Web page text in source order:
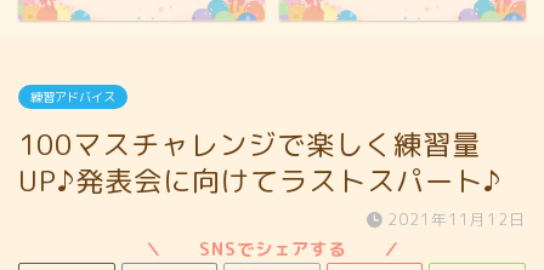
練習アドバイス
100マスチャレンジで楽しく練習量
UP♪発表会に向けてラストスパート♪
2021年11月12日